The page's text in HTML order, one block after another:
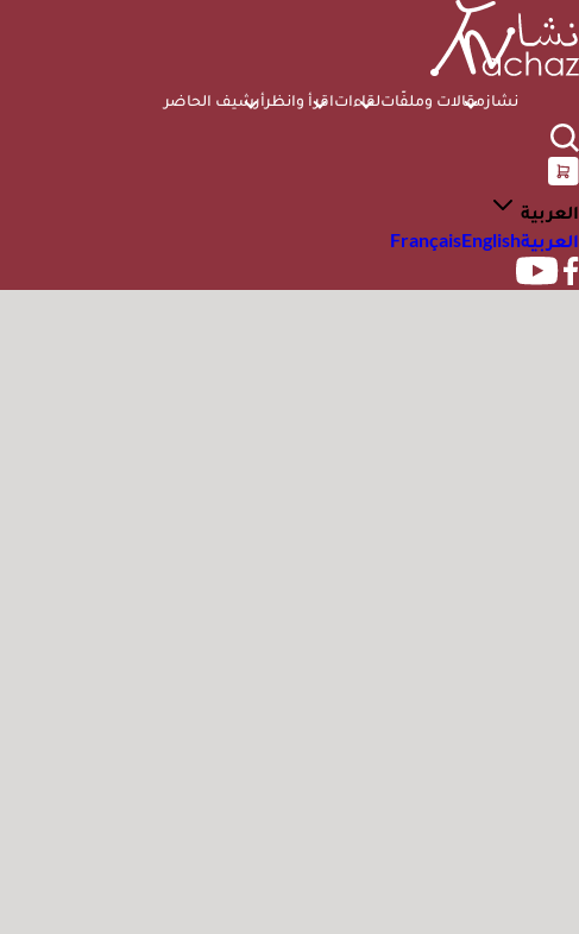
نشازمقالات وملفّاتلقاءاتاقرأ وانظرأرشيف الحاضر
العربية
العربية
FrançaisEnglish